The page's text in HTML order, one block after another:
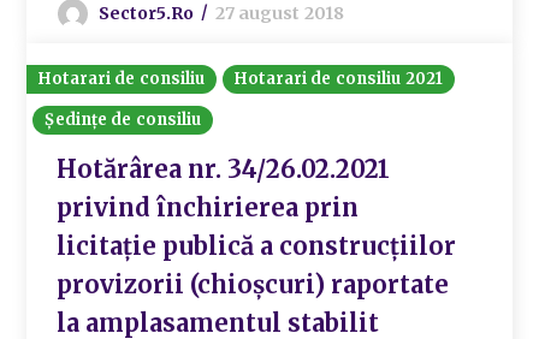
Sector5.ro 27 august 2018
Hotarari de consiliu
Hotarari de consiliu 2021
Ședințe de consiliu
Hotărârea nr. 34/26.02.2021
privind închirierea prin
licitație publică a construcțiilor
provizorii (chioșcuri) raportate
la amplasamentul stabilit